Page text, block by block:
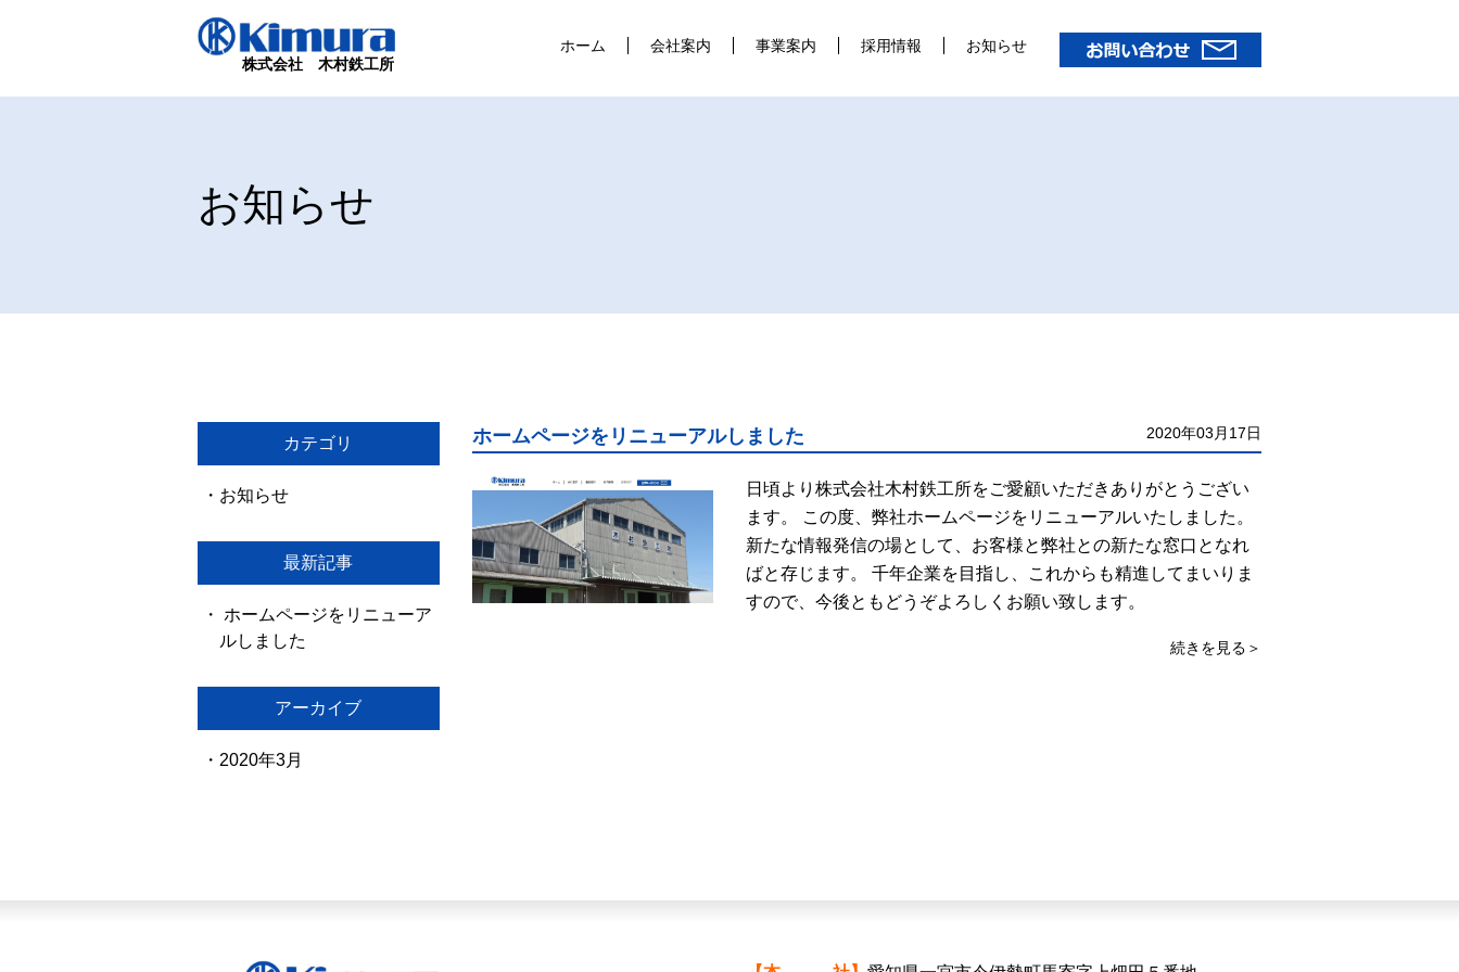
株式会社 木村鉄工所
ホーム 会社案内 事業案内 採用情報 お知らせ
お知らせ
ホームページをリニューアルしました 2020年03月17日
日頃より株式会社木村鉄工所をご愛顧いただきありがとうござい
ます。 この度、弊社ホームページをリニューアルいたしました。
新たな情報発信の場として、お客様と弊社との新たな窓口となれ
ばと存じます。 千年企業を目指し、これからも精進してまいりま
すので、今後ともどうぞよろしくお願い致します。
続きを見る＞
カテゴリ
お知らせ
最新記事
ホームページをリニューア
ルしました
アーカイブ
2020年3月